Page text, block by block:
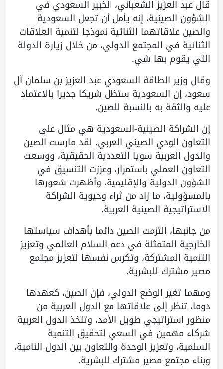
قال عبد العزيز الشعباني، الخبير السعودي في
الشؤون الصينية، إنه يأمل أن تجعل السعودية
والصين علاقاتهما الثنائية نموذجا لتنمية العلاقات
الثنائية في المجتمع الدولي، من خلال زيارة الدولة
التي يقوم بها شي.
وقال وزير الطاقة السعودي عبد العزيز بن سلمان آل
سعود، إن السعودية ستظل شريكا جديرا بالاعتماد
عليه والثقة به بالنسبة للصين.
إن الشراكة الصينية-السعودية هي مثال على
التعاون الودي الصيني العربي. لقد مارست الصين
والدول العربية سويا التعددية الحقيقية، ووسعت
التعاون العملي باستمرار، وعززت التنسيق في
الشؤون الدولية والإقليمية، وأظهرت شعورها
بالمسؤولية، ما زاد من ثراء وحيوية الشراكة
الاستراتيجية الصينية العربية.
من جانبها، التزمت الصين دائما بأهداف سياستها
الخارجية المتمثلة في دعم السلام العالمي وتعزيز
التنمية المشتركة، وتكرس نفسها لتعزيز مجتمع
مصير مشترك للبشرية.
ومهما تغير الوضع الدولي، فإن الصين، كعهدها
دوما، تنظر إلى علاقاتها مع الدول العربية من
منظور استراتيجي طويل الأمد، وتتخذ الدول العربية
شركاء مهمين في السعي لتحقيق التنمية
السلمية، وتعزيز الوحدة والتعاون بين الدول النامية،
وبناء مجتمع مصير مشترك للبشرية.